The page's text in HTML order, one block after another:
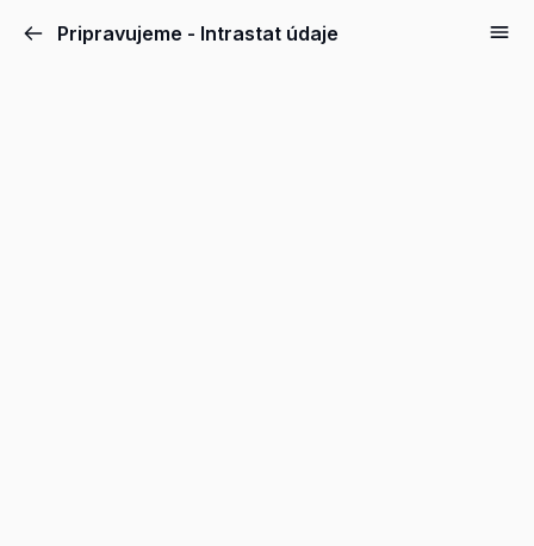
Pripravujeme - Intrastat údaje